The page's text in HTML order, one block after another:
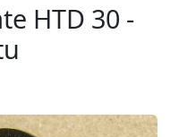
HTD 30 -